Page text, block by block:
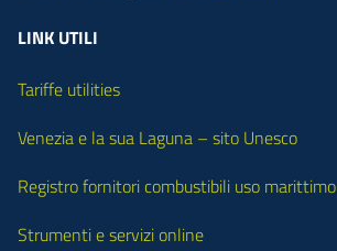
LINK UTILI
Tariffe utilities
Venezia e la sua Laguna – sito Unesco
Registro fornitori combustibili uso marittimo
Strumenti e servizi online